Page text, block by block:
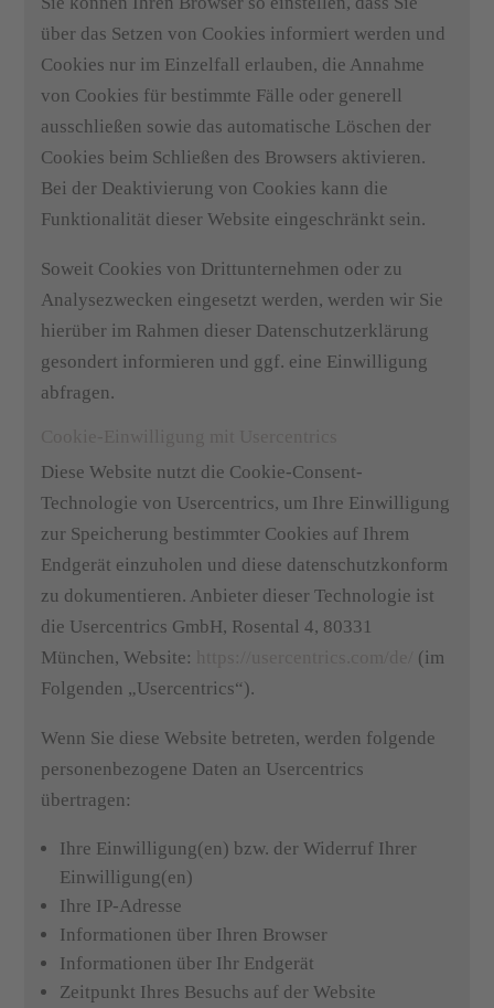
über das Setzen von Cookies informiert werden und
Cookies nur im Einzelfall erlauben, die Annahme
von Cookies für bestimmte Fälle oder generell
ausschließen sowie das automatische Löschen der
Cookies beim Schließen des Browsers aktivieren.
Bei der Deaktivierung von Cookies kann die
Funktionalität dieser Website eingeschränkt sein.
Soweit Cookies von Drittunternehmen oder zu
Analysezwecken eingesetzt werden, werden wir Sie
hierüber im Rahmen dieser Datenschutzerklärung
gesondert informieren und ggf. eine Einwilligung
abfragen.
Diese Website nutzt die Cookie-Consent-
Technologie von Usercentrics, um Ihre Einwilligung
zur Speicherung bestimmter Cookies auf Ihrem
Endgerät einzuholen und diese datenschutzkonform
zu dokumentieren. Anbieter dieser Technologie ist
die Usercentrics GmbH, Rosental 4, 80331
München, Website:
(im
Folgenden „Usercentrics“).
Wenn Sie diese Website betreten, werden folgende
personenbezogene Daten an Usercentrics
übertragen:
Ihre Einwilligung(en) bzw. der Widerruf Ihrer
Einwilligung(en)
Ihre IP-Adresse
Informationen über Ihren Browser
Informationen über Ihr Endgerät
Zeitpunkt Ihres Besuchs auf der Website